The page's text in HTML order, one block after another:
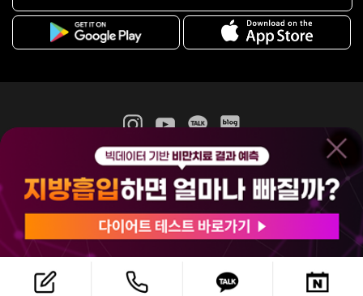
365mc 병·의원 이용약관
홈페이지 이용약관
비급여진료수가
(주)365mcㅣ서울특별시 서초구 서초대로52길 7, 3~4층(서초동, 제일빌딩)
120-87-04354ㅣ김남철
COPYRIGHT(C) 2025 365mc. ALL RIGHTS RESERVED.